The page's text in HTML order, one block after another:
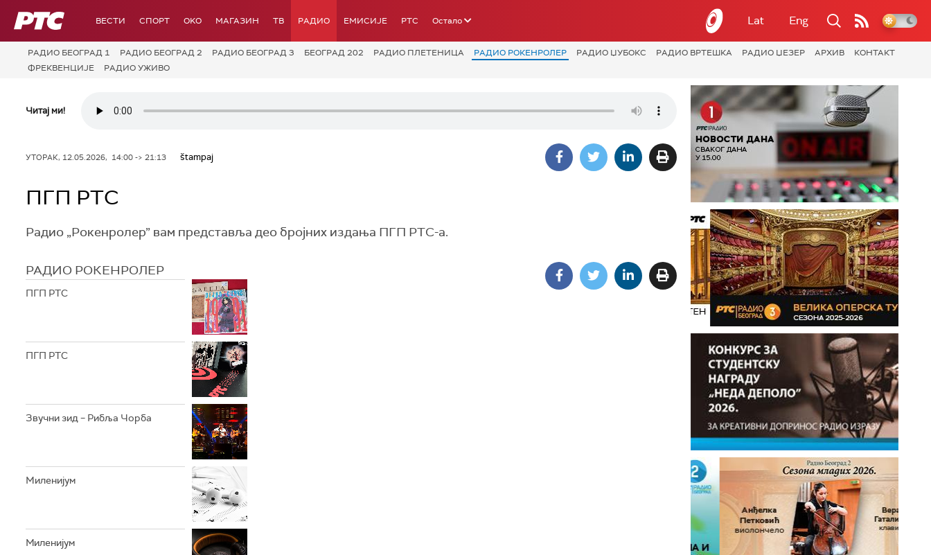
РТС ВЕСТИ СПОРТ OKO МАГАЗИН ТВ РАДИО ЕМИСИЈЕ РТС Остало Lat Eng
РАДИО БЕОГРАД 1 РАДИО БЕОГРАД 2 РАДИО БЕОГРАД 3 БЕОГРАД 202 РАДИО ПЛЕТЕНИЦА РАДИО РОКЕНРОЛЕР РАДИО ЏУБОКС РАДИО ВРТЕШКА РАДИО ЏЕЗЕР АРХИВ
КОНТАКТ
ФРЕКВЕНЦИЈЕ
РАДИО УЖИВО
Читај ми!
УТОРАК, 12.05.2026, 14:00 -> 21:13 štampaj
ПГП РТС
Радио „Рокенролер” вам представља део бројних издања ПГП РТС-а.
РАДИО РОКЕНРОЛЕР
ПГП РТС
ПГП РТС
Звучни зид – Рибља Чорба
Mиленијум
Миленијум